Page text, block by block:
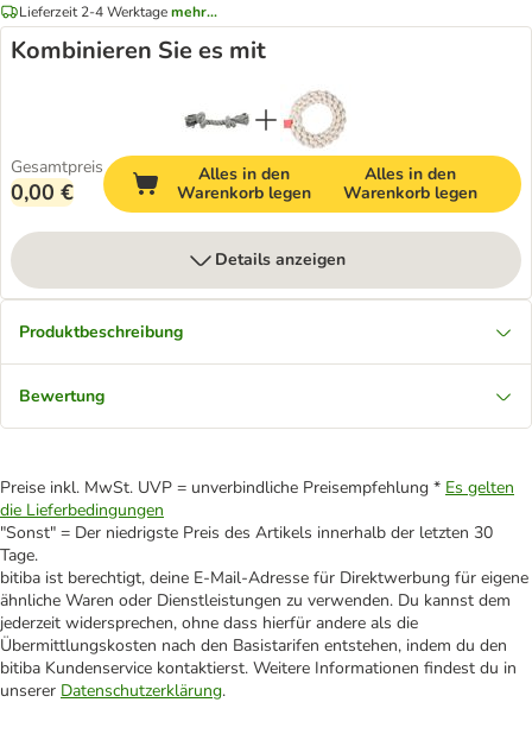
Lieferzeit 2-4 Werktagemehr...
Kombinieren Sie es mit
Gesamtpreis
0,00 €
Alles in den
Warenkorb legen
Alles in den
Warenkorb legen
Details anzeigen
Produktbeschreibung
Bewertung
Preise inkl. MwSt. UVP = unverbindliche Preisempfehlung * Es gelten
die Lieferbedingungen
"Sonst" = Der niedrigste Preis des Artikels innerhalb der letzten 30
Tage.
bitiba ist berechtigt, deine E-Mail-Adresse für Direktwerbung für eigene
ähnliche Waren oder Dienstleistungen zu verwenden. Du kannst dem
jederzeit widersprechen, ohne dass hierfür andere als die
Übermittlungskosten nach den Basistarifen entstehen, indem du den
bitiba Kundenservice kontaktierst. Weitere Informationen findest du in
unserer Datenschutzerklärung.